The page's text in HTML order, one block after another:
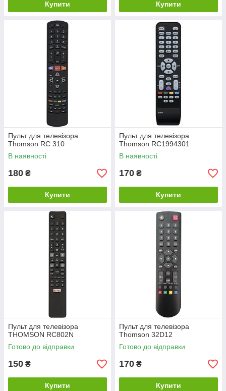
Купити Купити
Пульт для телевізора
Thomson RC 310
В наявності
180 ₴
Купити
Пульт для телевізора
Thomson RC1994301
В наявності
170 ₴
Купити
Пульт для телевізора
THOMSON RC802N
Готово до відправки
150 ₴
Купити
Пульт для телевізора
Thomson 32D12
Готово до відправки
170 ₴
Купити